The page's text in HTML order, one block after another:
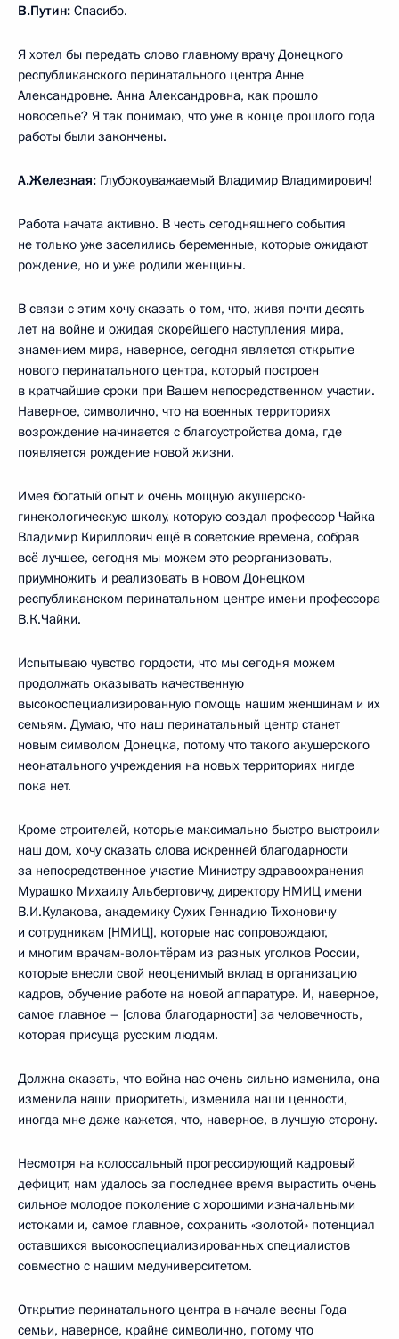
В.Путин: Спасибо.
Я хотел бы передать слово главному врачу Донецкого
республиканского перинатального центра Анне
Александровне. Анна Александровна, как прошло
новоселье? Я так понимаю, что уже в конце прошлого года
работы были закончены.
А.Железная: Глубокоуважаемый Владимир Владимирович!
Работа начата активно. В честь сегодняшнего события
не только уже заселились беременные, которые ожидают
рождение, но и уже родили женщины.
В связи с этим хочу сказать о том, что, живя почти десять
лет на войне и ожидая скорейшего наступления мира,
знамением мира, наверное, сегодня является открытие
нового перинатального центра, который построен
в кратчайшие сроки при Вашем непосредственном участии.
Наверное, символично, что на военных территориях
возрождение начинается с благоустройства дома, где
появляется рождение новой жизни.
Имея богатый опыт и очень мощную акушерско-
гинекологическую школу, которую создал профессор Чайка
Владимир Кириллович ещё в советские времена, собрав
всё лучшее, сегодня мы можем это реорганизовать,
приумножить и реализовать в новом Донецком
республиканском перинатальном центре имени профессора
В.К.Чайки.
Испытываю чувство гордости, что мы сегодня можем
продолжать оказывать качественную
высокоспециализированную помощь нашим женщинам и их
семьям. Думаю, что наш перинатальный центр станет
новым символом Донецка, потому что такого акушерского
неонатального учреждения на новых территориях нигде
пока нет.
Кроме строителей, которые максимально быстро выстроили
наш дом, хочу сказать слова искренней благодарности
за непосредственное участие Министру здравоохранения
Мурашко Михаилу Альбертовичу, директору НМИЦ имени
В.И.Кулакова, академику Сухих Геннадию Тихоновичу
и сотрудникам [НМИЦ], которые нас сопровождают,
и многим врачам-волонтёрам из разных уголков России,
которые внесли свой неоценимый вклад в организацию
кадров, обучение работе на новой аппаратуре. И, наверное,
самое главное – [слова благодарности] за человечность,
которая присуща русским людям.
Должна сказать, что война нас очень сильно изменила, она
изменила наши приоритеты, изменила наши ценности,
иногда мне даже кажется, что, наверное, в лучшую сторону.
Несмотря на колоссальный прогрессирующий кадровый
дефицит, нам удалось за последнее время вырастить очень
сильное молодое поколение с хорошими изначальными
истоками и, самое главное, сохранить «золотой» потенциал
оставшихся высокоспециализированных специалистов
совместно с нашим медуниверситетом.
Открытие перинатального центра в начале весны Года
семьи, наверное, крайне символично, потому что